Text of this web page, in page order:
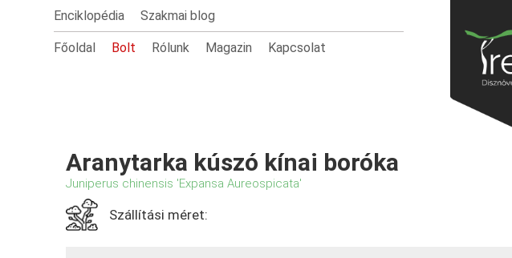
Enciklopédia Szakmai blog
Főoldal Bolt Rólunk Magazin Kapcsolat
Aranytarka kúszó kínai boróka
Juniperus chinensis 'Expansa Aureospicata'
Szállítási méret: